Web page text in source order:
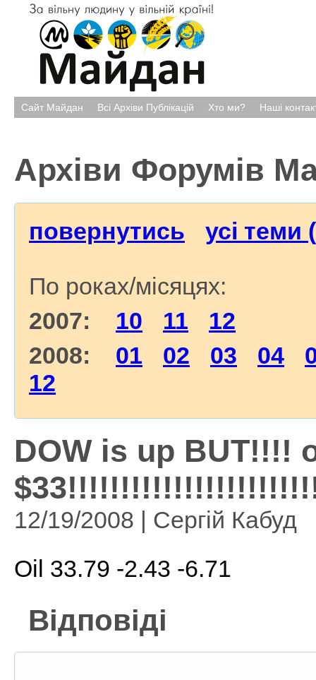
Сайт Майдан Всі Архіви Публікацій Хто ми? Наші
Архіви Форумів
повернутись усі теми
По роках/місяцях:
2007: 10 11
12
2008: 01 02 03 04
12
DOW is up BUT!!!!
12/19/2008 | Сергій Кабуд
Oil 33.79 -2.43 -6.71
Відповіді